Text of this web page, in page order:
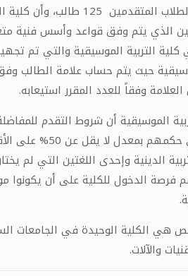
وأشار الدكتور الخطيب
الذي يتم وفق قواعد وأسس فنية
التربية الموسيقية والتي تم
الموسيقية أن شروط التقدم
لدورة 2022 وما
فرصة الدخول للكلية على أن يكونوا
والآلات.